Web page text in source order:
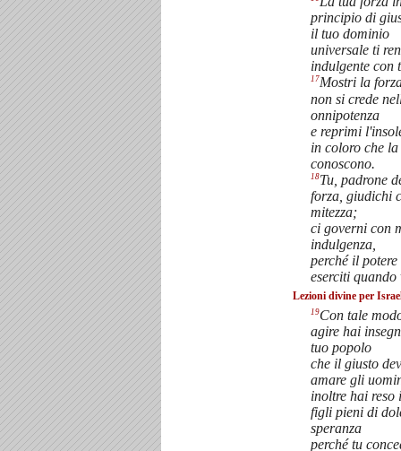
principio di
il tuo dominio
universale ti
indulgente con
17Mostri la
non si crede
onnipotenza
e reprimi
in coloro che la
conoscono.
18Tu, padrone
forza, giudichi
mitezza;
ci governi con
indulgenza,
perché il potere
eserciti quando
Lezioni divine per
19Con tale
agire hai
tuo popolo
che il giusto
amare gli
inoltre hai reso
figli pieni di
speranza
perché tu